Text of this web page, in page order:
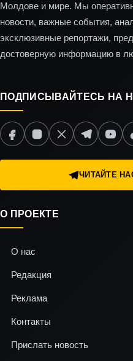
Молдове и мире. Мы
новости, важные события,
эксклюзивные репортажи,
достоверную информацию в
ПОДПИСЫВАЙТЕСЬ НА
ЧИТАЙТЕ
О ПРОЕКТЕ
О нас
Редакция
Реклама
Контакты
Прислать новость